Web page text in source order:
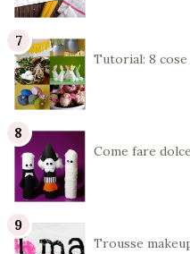
Tutorial: 8 cose
Come fare
Trousse